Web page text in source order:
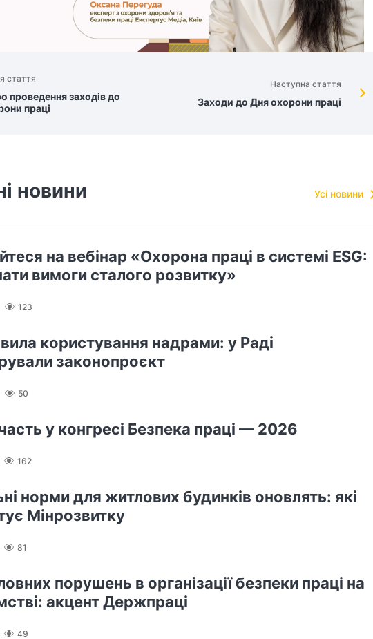
стаття
проведення заходів до
праці
Наступна стаття
Заходи до Дня охорони праці
новини Усі новини
на вебінар «Охорона праці в системі ESG:
вимоги сталого розвитку»
123
користування надрами: у Раді
законопроєкт
50
у конгресі Безпека праці — 2026
162
норми для житлових будинків оновлять: які
Мінрозвитку
81
порушень в організації безпеки праці на
акцент Держпраці
49